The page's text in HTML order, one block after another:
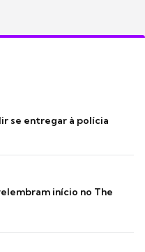
se entregar à polícia
início no The